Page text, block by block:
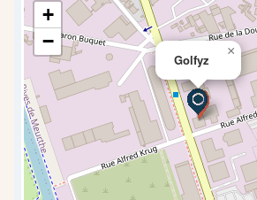
Golfyz
×
+
−